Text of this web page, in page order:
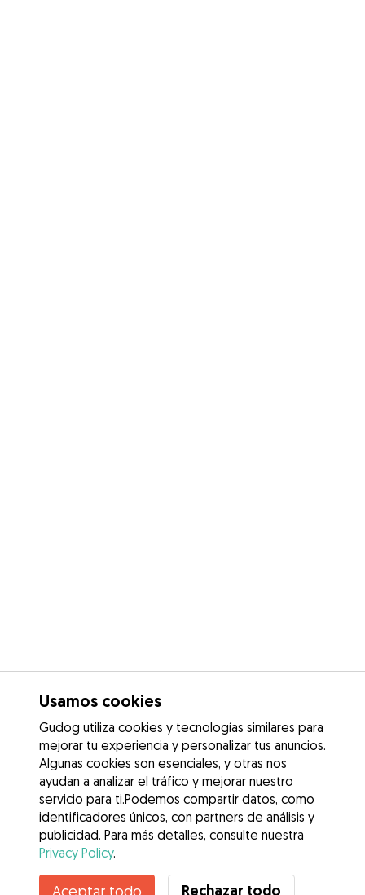
Usamos cookies
Gudog utiliza cookies y tecnologías similares para
mejorar tu experiencia y personalizar tus anuncios.
Algunas cookies son esenciales, y otras nos
ayudan a analizar el tráfico y mejorar nuestro
servicio para ti.Podemos compartir datos, como
identificadores únicos, con partners de análisis y
publicidad. Para más detalles, consulte nuestra
Privacy Policy.
Aceptar todo Rechazar todo